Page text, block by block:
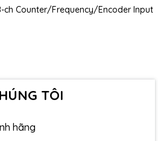
ch Counter/Frequency/Encoder Input
TÔI
hãng